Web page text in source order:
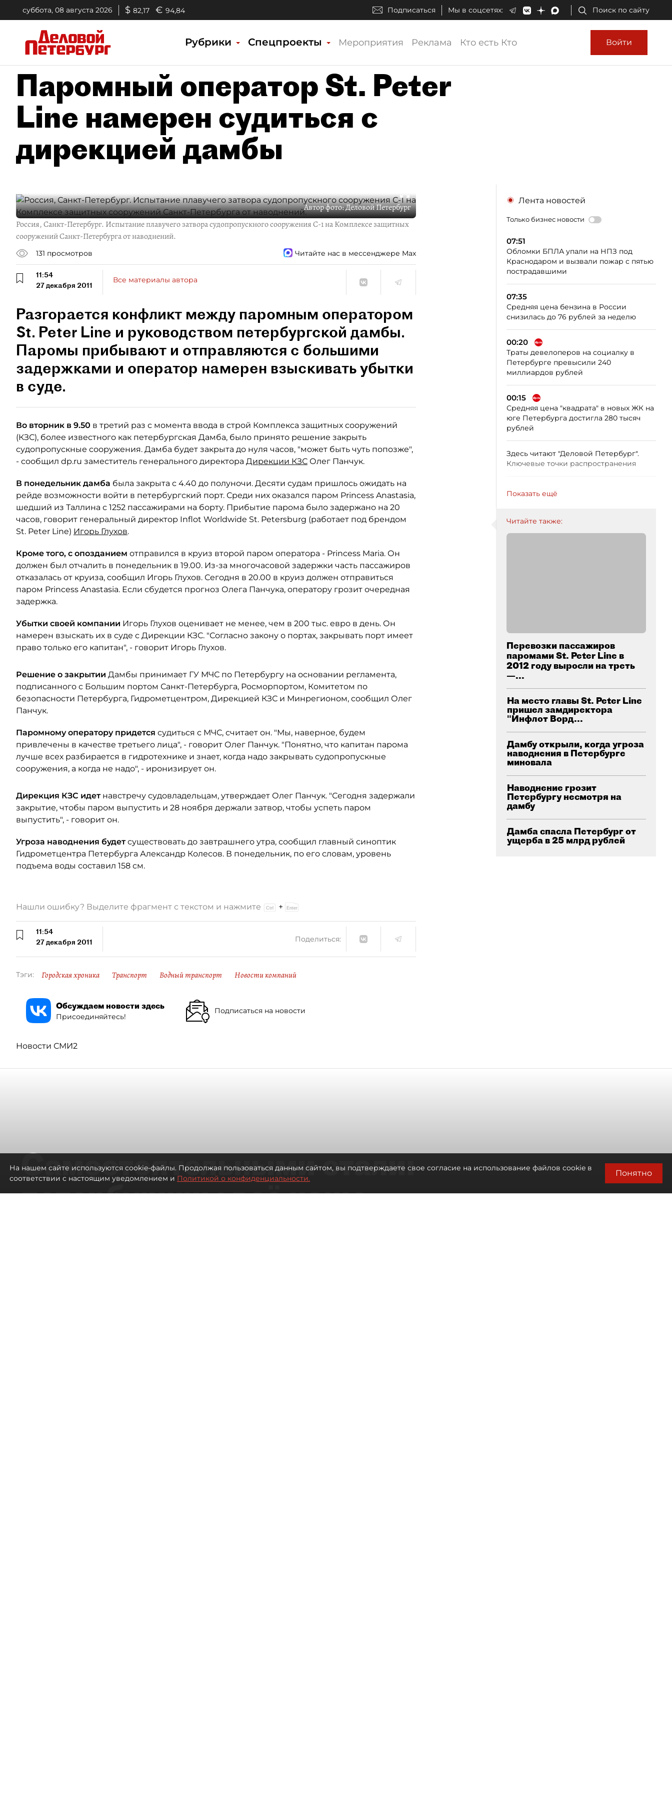
суббота, 08 августа 2026 $ 82,17 € 94,84 Подписаться Мы в соцсетях: Поиск по сайту
Рубрики Спецпроекты Мероприятия Реклама Кто есть Кто Войти
Паромный оператор St. Peter
Line намерен судиться с
дирекцией дамбы
Автор фото:Деловой Петербург
Россия, Санкт-Петербург. Испытание плавучего затвора судопропускного сооружения С-1 на Комплексе защитных
сооружений Санкт-Петербурга от наводнений.
131 просмотров Читайте нас в мессенджере Max
11:54
27 декабря 2011
Все материалы автора
Разгорается конфликт между паромным оператором
St. Peter Line и руководством петербургской дамбы.
Паромы прибывают и отправляются с большими
задержками и оператор намерен взыскивать убытки
в суде.
Во вторник в 9.50 в третий раз с момента ввода в строй Комплекса защитных сооружений
(КЗС), более известного как петербургская Дамба, было принято решение закрыть
судопропускные сооружения. Дамба будет закрыта до нуля часов, "может быть чуть попозже",
- сообщил dp.ru заместитель генерального директора Дирекции КЗС Олег Панчук.
В понедельник дамба была закрыта с 4.40 до полуночи. Десяти судам пришлось ожидать на
рейде возможности войти в петербургский порт. Среди них оказался паром Princess Anastasia,
шедший из Таллина с 1252 пассажирами на борту. Прибытие парома было задержано на 20
часов, говорит генеральный директор Inflot Worldwide St. Petersburg (работает под брендом
St. Peter Line) Игорь Глухов.
Кроме того, с опозданием отправился в круиз второй паром оператора - Princess Maria. Он
должен был отчалить в понедельник в 19.00. Из-за многочасовой задержки часть пассажиров
отказалась от круиза, сообщил Игорь Глухов. Сегодня в 20.00 в круиз должен отправиться
паром Princess Anastasia. Если сбудется прогноз Олега Панчука, оператору грозит очередная
задержка.
Убытки своей компании Игорь Глухов оценивает не менее, чем в 200 тыс. евро в день. Он
намерен взыскать их в суде с Дирекции КЗС. "Согласно закону о портах, закрывать порт имеет
право только его капитан", - говорит Игорь Глухов.
Решение о закрытии Дамбы принимает ГУ МЧС по Петербургу на основании регламента,
подписанного с Большим портом Санкт-Петербурга, Росморпортом, Комитетом по
безопасности Петербурга, Гидрометцентром, Дирекцией КЗС и Минрегионом, сообщил Олег
Панчук.
Паромному оператору придется судиться с МЧС, считает он. "Мы, наверное, будем
привлечены в качестве третьего лица", - говорит Олег Панчук. "Понятно, что капитан парома
лучше всех разбирается в гидротехнике и знает, когда надо закрывать судопропускные
сооружения, а когда не надо", - иронизирует он.
Дирекция КЗС идетнавстречу судовладельцам, утверждает Олег Панчук. "Сегодня задержали
закрытие, чтобы паром выпустить и 28 ноября держали затвор, чтобы успеть паром
выпустить", - говорит он.
Угроза наводнения будетсуществовать до завтрашнего утра, сообщил главный синоптик
Гидрометцентра Петербурга Александр Колесов. В понедельник, по его словам, уровень
подъема воды составил 158 см.
Лента новостей
Только бизнес новости
07:51
Обломки БПЛА упали на НПЗ под
Краснодаром и вызвали пожар с пятью
пострадавшими
07:35
Средняя цена бензина в России
снизилась до 76 рублей за неделю
00:20
Траты девелоперов на социалку в
Петербурге превысили 240
миллиардов рублей
00:15
Средняя цена "квадрата" в новых ЖК на
юге Петербурга достигла 280 тысяч
рублей
Здесь читают "Деловой Петербург".
Ключевые точки распространения
Показать ещё
Читайте также:
Перевозки пассажиров
паромами St. Peter Line в
2012 году выросли на треть
—...
На место главы St. Peter Line
пришел замдиректора
"Инфлот Ворд...
Дамбу открыли, когда угроза
наводнения в Петербурге
миновала
Наводнение грозит
Петербургу несмотря на
дамбу
Дамба спасла Петербург от
ущерба в 25 млрд рублей
Нашли ошибку? Выделите фрагмент с текстом и нажмите +
11:54
27 декабря 2011
Поделиться:
Тэги: Городская хроника Транспорт Водный транспорт Новости компаний
Обсуждаем новости здесь
Присоединяйтесь!
Подписаться на новости
Новости СМИ2
Самостоятельными стали:
петербуржцы всё чаще
На нашем сайте используются cookie-файлы. Продолжая пользоваться данным сайтом, вы подтверждаете свое согласие на использование файлов cookie в
соответствии с настоящим уведомлением и Политикой о конфиденциальности.
Понятно